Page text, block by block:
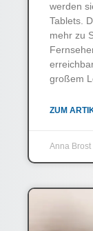
werden
Tablets.
mehr zu
großem
ZUM
Anna Brost